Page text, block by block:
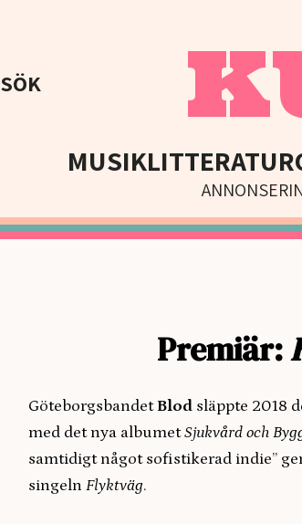
SÖK
MUSIKLITTERATUR
Premiär:
GöteborgsbandetBlod släppte 2018
med det nya albumetSjukvård och
samtidigt något sofistikerad indie”
singeln Flyktväg.